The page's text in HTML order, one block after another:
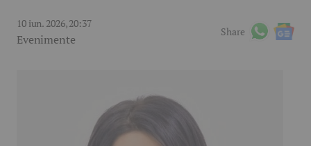
10 iun. 2026, 20:37
Evenimente
Share